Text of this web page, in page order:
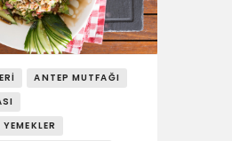
101
YAŞAM
ANTEP MUTFAĞI